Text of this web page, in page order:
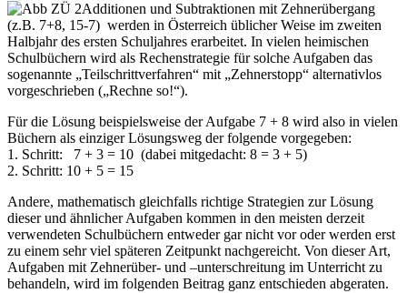
Additionen und Subtraktionen mit Zehnerübergang
(z.B. 7+8, 15-7) werden in Österreich üblicher Weise im zweiten
Halbjahr des ersten Schuljahres erarbeitet. In vielen heimischen
Schulbüchern wird als Rechenstrategie für solche Aufgaben das
sogenannte „Teilschrittverfahren“ mit „Zehnerstopp“ alternativlos
vorgeschrieben („Rechne so!“).
Für die Lösung beispielsweise der Aufgabe 7 + 8 wird also in vielen
Büchern als einziger Lösungsweg der folgende vorgegeben:
1. Schritt: 7 + 3 = 10 (dabei mitgedacht: 8 = 3 + 5)
2. Schritt: 10 + 5 = 15
Andere, mathematisch gleichfalls richtige Strategien zur Lösung
dieser und ähnlicher Aufgaben kommen in den meisten derzeit
verwendeten Schulbüchern entweder gar nicht vor oder werden erst
zu einem sehr viel späteren Zeitpunkt nachgereicht. Von dieser Art,
Aufgaben mit Zehnerüber- und –unterschreitung im Unterricht zu
behandeln, wird im folgenden Beitrag ganz entschieden abgeraten.